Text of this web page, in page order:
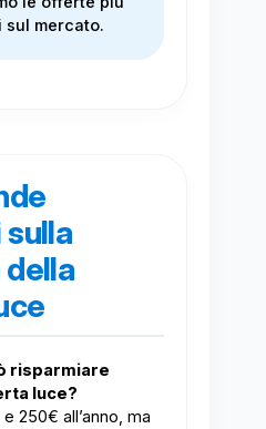
sul mercato.
risparmiare
luce?
250€ all’anno, ma